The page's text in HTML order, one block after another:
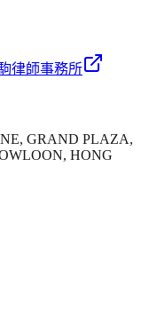
律師事務所
GRAND PLAZA,
HONG